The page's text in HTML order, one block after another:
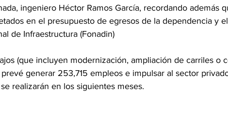
ingeniero Héctor Ramos García, recordando además
en el presupuesto de egresos de la dependencia y
de Infraestructura (Fonadin)
(que incluyen modernización, ampliación de carriles o
generar 253,715 empleos e impulsar al sector
realizarán en los siguientes meses.